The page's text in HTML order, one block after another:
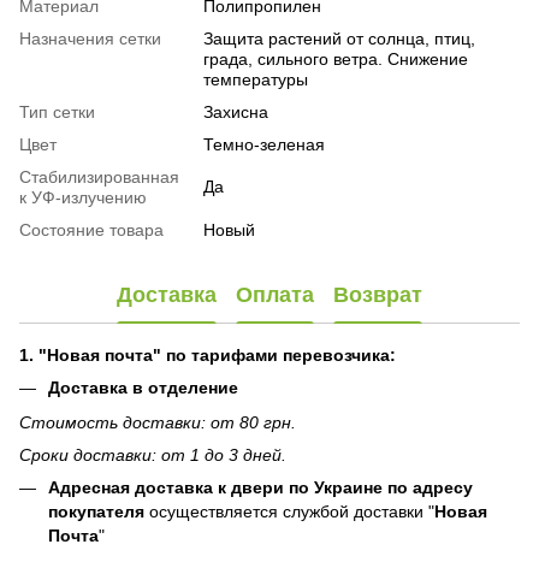
Материал
Полипропилен
Назначения сетки
Защита растений от солнца, птиц,
града, сильного ветра. Снижение
температуры
Тип сетки
Захисна
Цвет
Темно-зеленая
Стабилизированная
к УФ-излучению
Да
Состояние товара Новый
Доставка Оплата Возврат
1. "Новая почта" по тарифами перевозчика:
Доставка в отделение
Стоимость доставки: от 80 грн.
Сроки доставки: от 1 до 3 дней.
Адресная доставка к двери по Украине по адресу
покупателя осуществляется службой доставки "Новая
Почта"